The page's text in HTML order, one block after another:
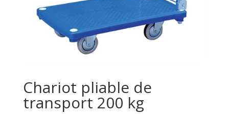
Chariot pliable de
transport 200 kg